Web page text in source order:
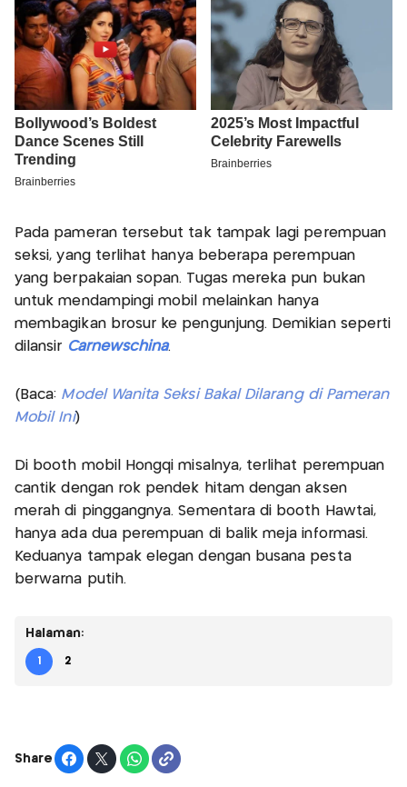
Pada pameran tersebut tak tampak lagi perempuan
seksi, yang terlihat hanya beberapa perempuan
yang berpakaian sopan. Tugas mereka pun bukan
untuk mendampingi mobil melainkan hanya
membagikan brosur ke pengunjung. Demikian seperti
dilansir Carnewschina.
(Baca: Model Wanita Seksi Bakal Dilarang di Pameran
Mobil Ini)
Di booth mobil Hongqi misalnya, terlihat perempuan
cantik dengan rok pendek hitam dengan aksen
merah di pinggangnya. Sementara di booth Hawtai,
hanya ada dua perempuan di balik meja informasi.
Keduanya tampak elegan dengan busana pesta
berwarna putih.
Halaman:
1 2
Share